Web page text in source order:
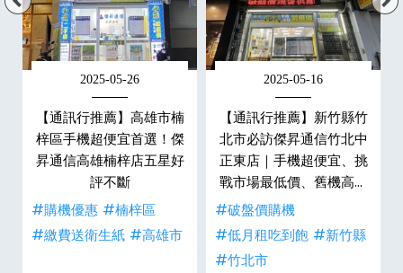
2025-05-26
【通訊行推薦】高雄市楠
梓區手機超便宜首選！傑
昇通信高雄楠梓店五星好
評不斷
#購機優惠 #楠梓區
#繳費送衛生紙 #高雄市
2025-05-16
【通訊行推薦】新竹縣竹
北市必訪傑昇通信竹北中
正東店｜手機超便宜、挑
戰市場最低價、舊機高價
現金回收
#破盤價購機
#低月租吃到飽 #新竹縣
#竹北市